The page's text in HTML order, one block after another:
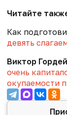
Читайте
Как
девять
Виктор
очень
окупаемости